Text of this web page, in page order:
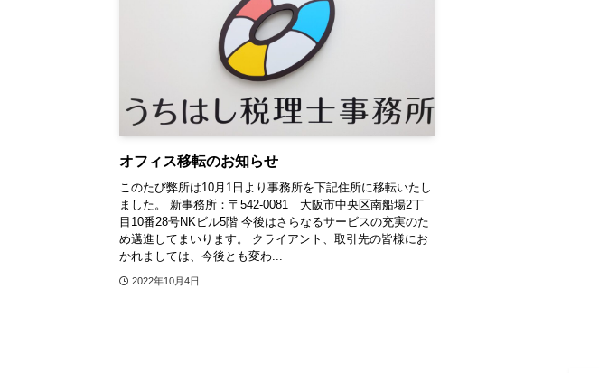
オフィス移転のお知らせ
このたび弊所は10月1日より事務所を下記住所に移転いたし
ました。 新事務所：〒542-0081 大阪市中央区南船場2丁
目10番28号NKビル5階 今後はさらなるサービスの充実のた
め邁進してまいります。 クライアント、取引先の皆様にお
かれましては、今後とも変わ...
2022年10月4日